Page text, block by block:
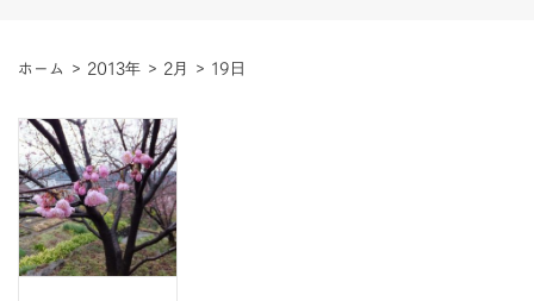
ホーム > 2013年 > 2月 > 19日